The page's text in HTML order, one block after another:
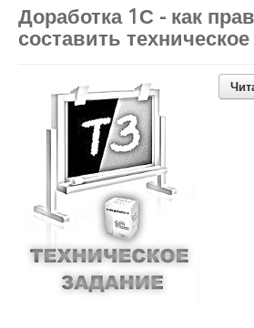
Доработка 1С - как
составить